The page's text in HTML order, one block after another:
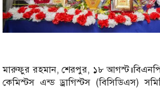
মারুফুর রহমান, শেরপুর, ১৮ আগস্ট॥বিএনপি
কেমিস্টস এন্ড ড্রাগিস্টস (বিসিডিএস)